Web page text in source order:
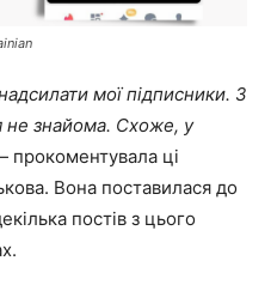
мої підписники. З
не знайома. Схоже, у
прокоментувала ці
Вона поставилася до
постів з цього